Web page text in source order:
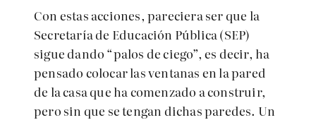
Con estas acciones, pareciera ser que la
Secretaría de Educación Pública (SEP)
sigue dando “palos de ciego”, es decir, ha
pensado colocar las ventanas en la pared
de la casa que ha comenzado a construir,
pero sin que se tengan dichas paredes. Un